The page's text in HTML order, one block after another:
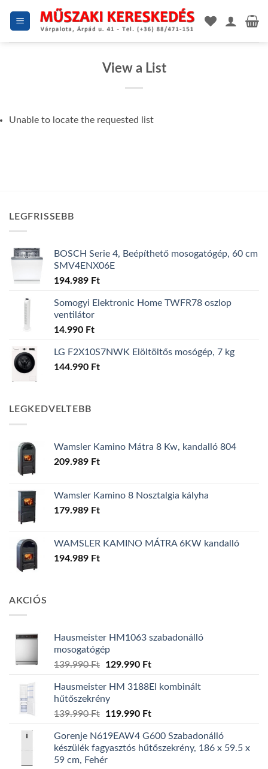
View a List
Unable to locate the requested list
LEGFRISSEBB
BOSCH Serie 4, Beépíthető mosogatógép, 60 cm
SMV4ENX06E
194.989 Ft
Somogyi Elektronic Home TWFR78 oszlop
ventilátor
14.990 Ft
LG F2X10S7NWK Elöltöltős mosógép, 7 kg
144.990 Ft
LEGKEDVELTEBB
Wamsler Kamino Mátra 8 Kw, kandalló 804
209.989 Ft
Wamsler Kamino 8 Nosztalgia kályha
179.989 Ft
WAMSLER KAMINO MÁTRA 6KW kandalló
194.989 Ft
AKCIÓS
Hausmeister HM1063 szabadonálló
mosogatógép
139.990Ft
Original
was:
139.990 Ft.
129.990 FtCurrent
is:
Hausmeister HM 3188EI kombinált
hűtőszekrény
139.990Ft
Original
was:
139.990 Ft.
119.990 FtCurrent
is:
119.990 Ft.
Gorenje N619EAW4 G600 Szabadonálló
készülék fagyasztós hűtőszekrény, 186 x 59.5 x
59 cm, Fehér